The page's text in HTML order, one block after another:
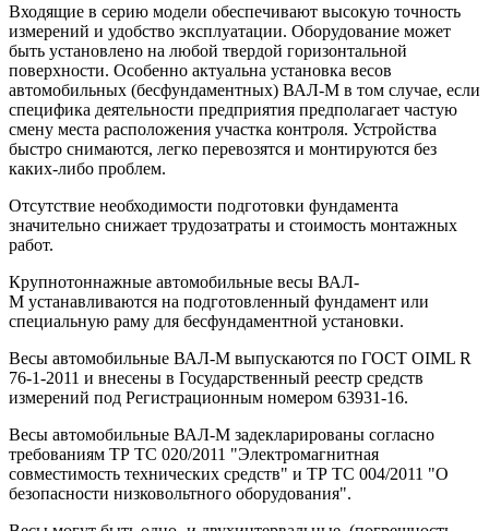
Входящие в серию модели обеспечивают высокую точность
измерений и удобство эксплуатации. Оборудование может
быть установлено на любой твердой горизонтальной
поверхности. Особенно актуальна установка весов
автомобильных (бесфундаментных) ВАЛ-М в том случае, если
специфика деятельности предприятия предполагает частую
смену места расположения участка контроля. Устройства
быстро снимаются, легко перевозятся и монтируются без
каких-либо проблем.
Отсутствие необходимости подготовки фундамента
значительно снижает трудозатраты и стоимость монтажных
работ.
Крупнотоннажные автомобильные весы ВАЛ-
М устанавливаются на подготовленный фундамент или
специальную раму для бесфундаментной установки.
Весы автомобильные ВАЛ-М выпускаются по ГОСТ OIML R
76-1-2011 и внесены в Государственный реестр средств
измерений под Регистрационным номером 63931-16.
Весы автомобильные ВАЛ-М задекларированы согласно
требованиям ТР ТС 020/2011 "Электромагнитная
совместимость технических средств" и ТР ТС 004/2011 "О
безопасности низковольтного оборудования".